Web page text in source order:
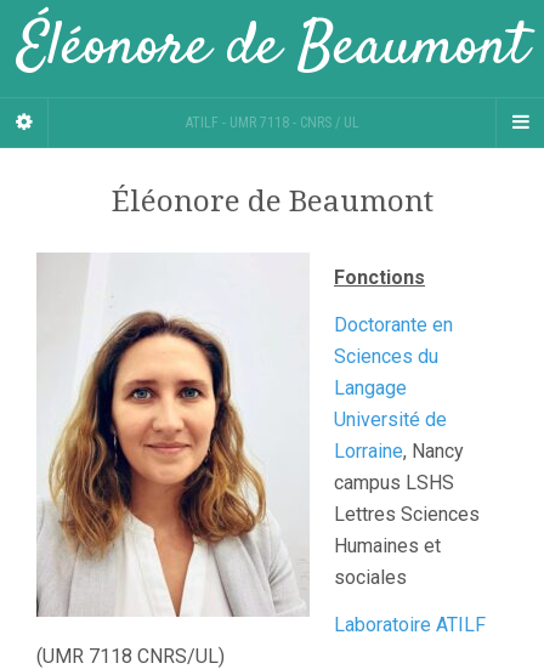
Éléonore de Beaumont
ATILF - UMR 7118 - CNRS / UL
Éléonore de Beaumont
Fonctions
Doctorante en
Sciences du
Langage
Université de
Lorraine, Nancy
campus LSHS
Lettres Sciences
Humaines et
sociales
Laboratoire ATILF
(UMR 7118 CNRS/UL)